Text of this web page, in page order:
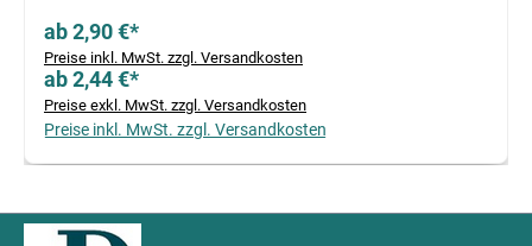
ab 2,90 €*
Preise inkl. MwSt. zzgl. Versandkosten
ab 2,44 €*
Preise exkl. MwSt. zzgl. Versandkosten
Preise inkl. MwSt. zzgl. Versandkosten